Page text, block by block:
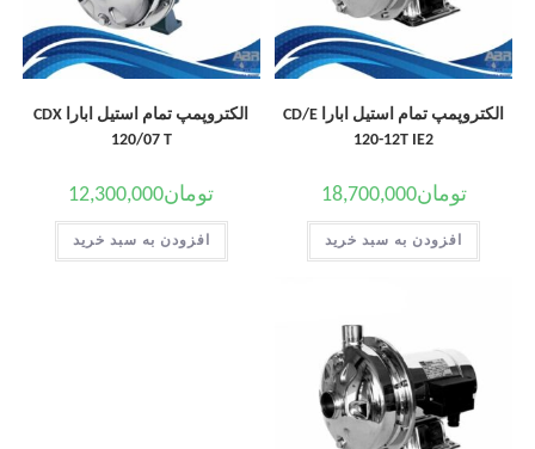
الکتروپمپ تمام استیل ابارا CD/E
120-12T IE2
تومان18,700,000
افزودن به سبد خرید
الکتروپمپ تمام استیل ابارا CDX
120/07 T
تومان12,300,000
افزودن به سبد خرید